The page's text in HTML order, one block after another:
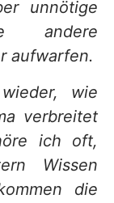
unnötige
andere
aufwarfen.
wie
verbreitet
ich oft,
Wissen
die